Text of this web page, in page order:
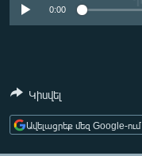
ՄԻՋԱԶԳԱՅԻՆ
ՄԵԿՆԱԲԱՆՈՒԹՅՈՒՆ
ՏՏ ԵՒ ԻՆՏԵՐՆԵՏ
0:00
Կիսվել
Ավելացրեք մեզ Google-ում